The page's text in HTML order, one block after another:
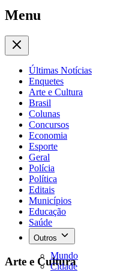
Menu
Últimas Notícias
Enquetes
Arte e Cultura
Brasil
Colunas
Concursos
Economia
Esporte
Geral
Polícia
Política
Editais
Municípios
Educação
Saúde
Outros
Mundo
Cidade
Arte e Cultura